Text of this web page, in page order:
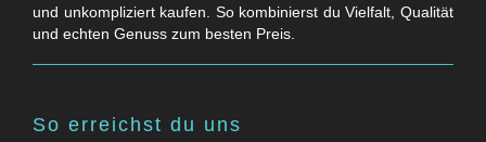
und unkompliziert kaufen. So kombinierst du Vielfalt, Qualität
und echten Genuss zum besten Preis.
So erreichst du uns